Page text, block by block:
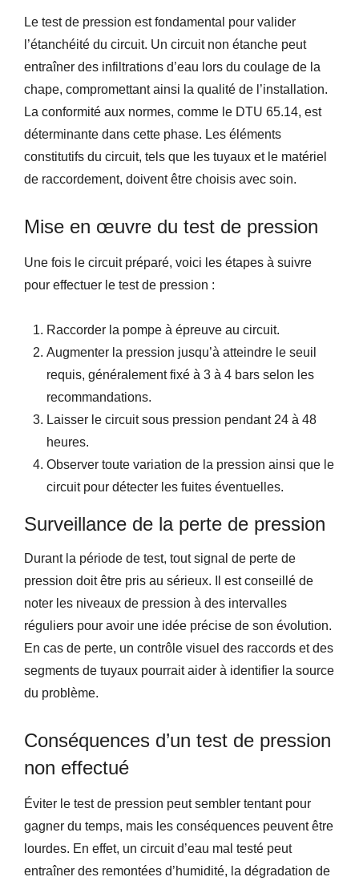
Le test de pression est fondamental pour valider
l’étanchéité du circuit. Un circuit non étanche peut
entraîner des infiltrations d’eau lors du coulage de la
chape, compromettant ainsi la qualité de l’installation.
La conformité aux normes, comme le DTU 65.14, est
déterminante dans cette phase. Les éléments
constitutifs du circuit, tels que les tuyaux et le matériel
de raccordement, doivent être choisis avec soin.
Mise en œuvre du test de pression
Une fois le circuit préparé, voici les étapes à suivre
pour effectuer le test de pression :
Raccorder la pompe à épreuve au circuit.
Augmenter la pression jusqu’à atteindre le seuil
requis, généralement fixé à 3 à 4 bars selon les
recommandations.
Laisser le circuit sous pression pendant 24 à 48
heures.
Observer toute variation de la pression ainsi que le
circuit pour détecter les fuites éventuelles.
Surveillance de la perte de pression
Durant la période de test, tout signal de perte de
pression doit être pris au sérieux. Il est conseillé de
noter les niveaux de pression à des intervalles
réguliers pour avoir une idée précise de son évolution.
En cas de perte, un contrôle visuel des raccords et des
segments de tuyaux pourrait aider à identifier la source
du problème.
Conséquences d’un test de pression
non effectué
Éviter le test de pression peut sembler tentant pour
gagner du temps, mais les conséquences peuvent être
lourdes. En effet, un circuit d’eau mal testé peut
entraîner des remontées d’humidité, la dégradation de